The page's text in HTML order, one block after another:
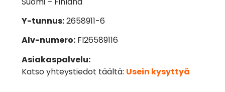
Y-tunnus:2658911-6
Alv-numero:FI26589116
Asiakaspalvelu:
Katso yhteystiedot täältä: Usein kysyttyä